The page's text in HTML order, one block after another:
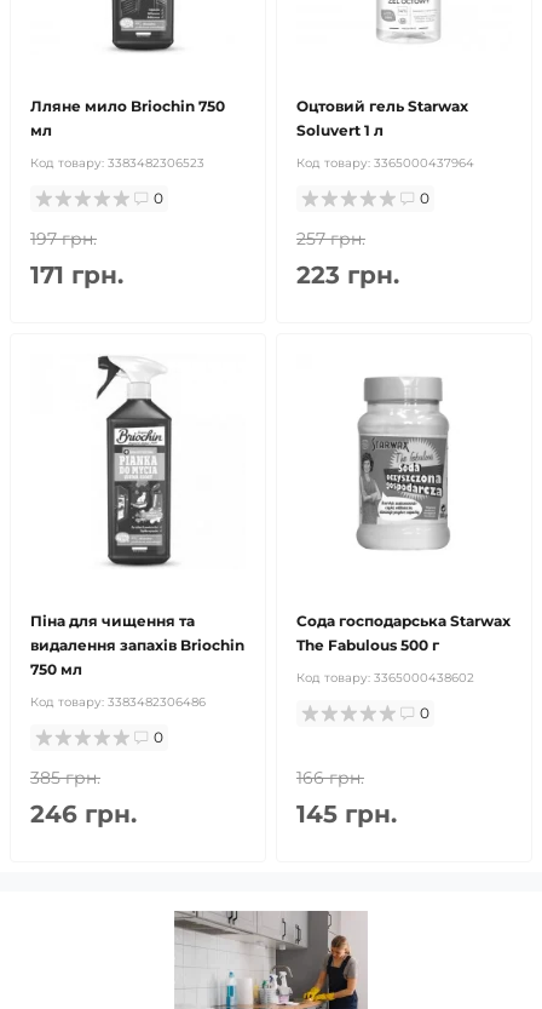
Лляне мило Briochin 750
мл
Код товару: 3383482306523
0
197 грн.
171 грн.
Оцтовий гель Starwax
Soluvert 1 л
Код товару: 3365000437964
0
257 грн.
223 грн.
Піна для чищення та
видалення запахів Briochin
750 мл
Код товару: 3383482306486
0
385 грн.
246 грн.
Сода господарська Starwax
The Fabulous 500 г
Код товару: 3365000438602
0
166 грн.
145 грн.